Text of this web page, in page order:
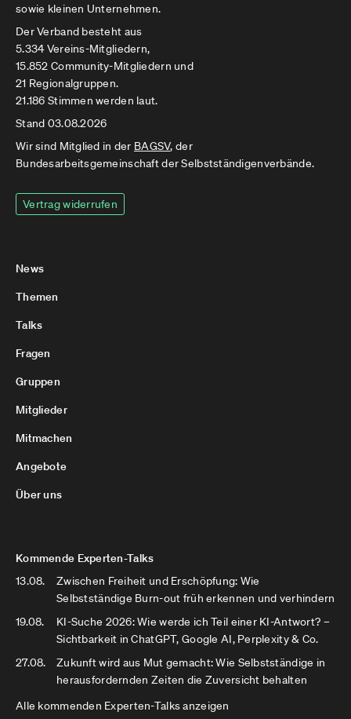
sowie kleinen Unternehmen.
Der Verband besteht aus
5.334 Vereins-Mitgliedern,
15.852 Community-Mitgliedern und
21 Regionalgruppen.
21.186 Stimmen werden laut.
Stand 03.08.2026
Wir sind Mitglied in der BAGSV, der
Bundesarbeitsgemeinschaft der Selbstständigenverbände.
Vertrag widerrufen
News
Themen
Talks
Fragen
Gruppen
Mitglieder
Mitmachen
Angebote
Über uns
Kommende Experten-Talks
13.08.
Zwischen Freiheit und Erschöpfung: Wie
Selbstständige Burn-out früh erkennen und verhindern
19.08.
KI-Suche 2026: Wie werde ich Teil einer KI-Antwort? –
Sichtbarkeit in ChatGPT, Google AI, Perplexity & Co.
27.08.
Zukunft wird aus Mut gemacht: Wie Selbstständige in
herausfordernden Zeiten die Zuversicht behalten
Alle kommenden Experten-Talks anzeigen